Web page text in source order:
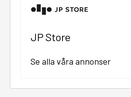
JP Store
Se alla våra annonser